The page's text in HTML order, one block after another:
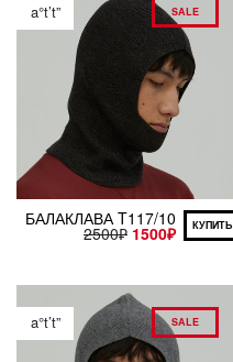
a°t’t” SALE
БАЛАКЛАВА T117/10
2500₽ 1500₽ КУПИТЬ
a°t’t” SALE